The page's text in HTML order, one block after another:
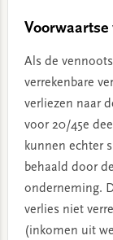
Voorwaartse
Als de
verrekenbare
verliezen naar
voor 20/45e
kunnen echter
behaald door
onderneming.
verlies niet
(inkomen uit